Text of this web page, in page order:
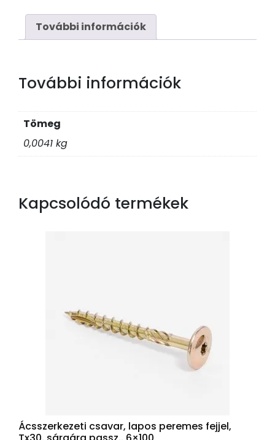
További információk
További információk
Tömeg
0,0041 kg
Kapcsolódó termékek
Ácsszerkezeti csavar, lapos peremes fejjel,